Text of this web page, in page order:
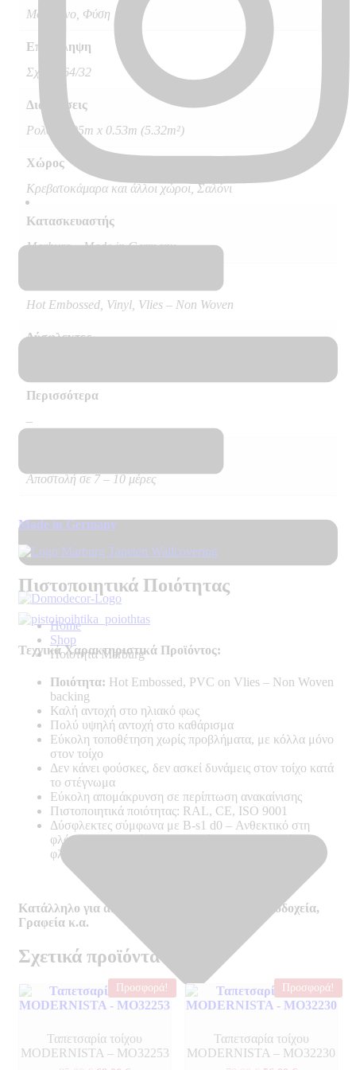
Home
Shop
Ποιοτητα Marburg
Μοντέρνο, Φύση
Επανάληψη
Σχέδιο 64/32
Διαστάσεις
Ρολό 10.05m x 0.53m (5.32m²)
Χώρος
Κρεβατοκάμαρα και άλλοι χώροι, Σαλόνι
Κατασκευαστής
Marburg – Made in Germany
Hot Embossed, Vinyl, Vlies – Non Woven
Δύσφλεκτες
Περισσότερα
–
Αποστολή σε 7 – 10 μέρες
Made in Germany
Πιστοποιητικά Ποιότητας
Τεχνικά Χαρακτηριστικά Προϊόντος:
Ποιότητα: Hot Embossed, PVC on Vlies – Non Woven
backing
Καλή αντοχή στο ηλιακό φως
Πολύ υψηλή αντοχή στο καθάρισμα
Εύκολη τοποθέτηση χωρίς προβλήματα, με κόλλα μόνο
στον τοίχο
Δεν κάνει φούσκες, δεν ασκεί δυνάμεις στον τοίχο κατά
το στέγνωμα
Εύκολη απομάκρυνση σε περίπτωση ανακαίνισης
Πιστοποιητικά ποιότητας: RAL, CE, ISO 9001
Δύσφλεκτες σύμφωνα με B-s1 d0 – Ανθεκτικό στη
φλόγα, δεν αναπτύσσουν καπνό, δε δημιουργούν
φλεγόμενα σωματίδια
Κατάλληλο για απαιτητικούς χώρους όπως Ξενοδοχεία,
Γραφεία κ.α.
Σχετικά προϊόντα
Προσφορά!
Ταπετσαρία τοίχου
MODERNISTA – MO32253
Προσφορά!
Ταπετσαρία τοίχου
MODERNISTA – MO32230